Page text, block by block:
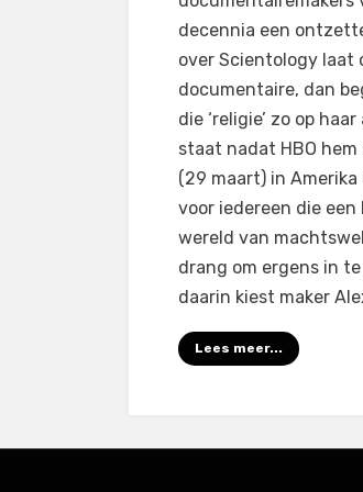
decennia een
over Scientology laat
documentaire, dan
die ‘religie’ zo op
staat nadat HBO
(29 maart) in
voor iedereen die
wereld van
drang om ergens in
daarin kiest maker
Lees meer...